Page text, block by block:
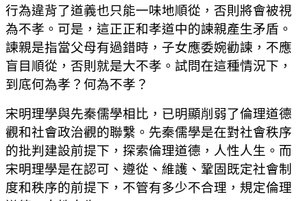
行為違背了道義也只能一味地順從，否則將會被視
為不孝。可是，這正正和孝道中的諫親產生矛盾。
諫親是指當父母有過錯時，子女應委婉勸諫，不應
盲目順從，否則就是大不孝。試問在這種情況下，
到底何為孝？何為不孝？
宋明理學與先秦儒學相比，已明顯削弱了倫理道德
觀和社會政治觀的聯繫。先秦儒學是在對社會秩序
的批判建設前提下，探索倫理道德，人性人生。而
宋明理學是在認可、遵從、維護、鞏固既定社會制
度和秩序的前提下，不管有多少不合理，規定倫理